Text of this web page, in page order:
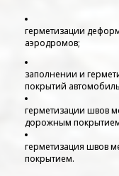
герметизации
аэродромов;
заполнении и
покрытий
герметизации швов
дорожным
герметизация швов
покрытием.